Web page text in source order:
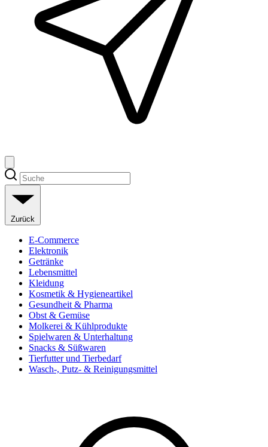
Zurück
E-Commerce
Elektronik
Getränke
Lebensmittel
Kleidung
Kosmetik & Hygieneartikel
Gesundheit & Pharma
Obst & Gemüse
Molkerei & Kühlprodukte
Spielwaren & Unterhaltung
Snacks & Süßwaren
Tierfutter und Tierbedarf
Wasch-, Putz- & Reinigungsmittel